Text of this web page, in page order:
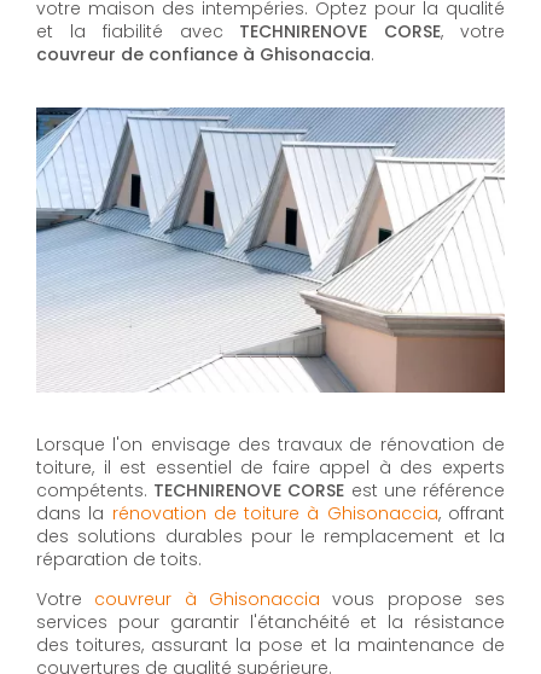
votre maison des intempéries. Optez pour la qualité
et la fiabilité avec TECHNIRENOVE CORSE, votre
couvreur de confiance à Ghisonaccia.
Lorsque l'on envisage des travaux de rénovation de
toiture, il est essentiel de faire appel à des experts
compétents. TECHNIRENOVE CORSE est une référence
dans la rénovation de toiture à Ghisonaccia, offrant
des solutions durables pour le remplacement et la
réparation de toits.
Votre couvreur à Ghisonaccia vous propose ses
services pour garantir l'étanchéité et la résistance
des toitures, assurant la pose et la maintenance de
couvertures de qualité supérieure.